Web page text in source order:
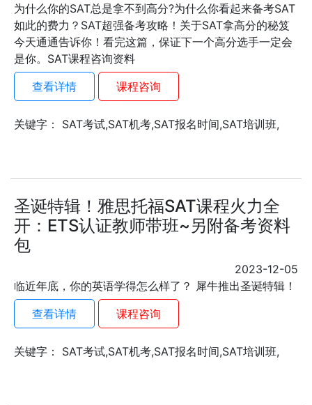
为什么你的SAT总是拿不到高分?为什么你看起来备考SAT
如此的费力？SAT超强备考攻略！关于SAT拿高分的秘笈
今天通通告诉你！看完这篇，保证下一个高分选手一定会
是你。SAT课程咨询资料
查看详情
课程咨询
关键字： SAT考试,SAT机考,SAT报名时间,SAT培训班,
圣诞特辑！雅思托福SAT课程火力全
开：ETS认证教师带班~另附备考资料
包
2023-12-05
临近年底，你的英语学得怎么样了？ 犀牛推出圣诞特辑！
查看详情
课程咨询
关键字： SAT考试,SAT机考,SAT报名时间,SAT培训班,